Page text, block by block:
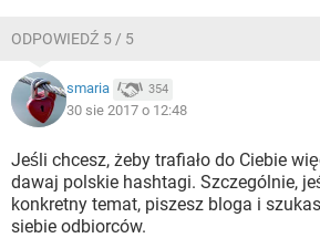
ODPOWIEDŹ 5 / 5
smaria 354
30 sie 2017 o 12:48
Jeśli chcesz, żeby trafiało do Ciebie
dawaj polskie hashtagi. Szczególnie,
konkretny temat, piszesz bloga i
siebie odbiorców.